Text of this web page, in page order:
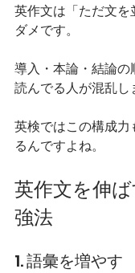
英作文は「ただ文
ダメです。
導入・本論・結論の
読んでる人が混乱し
英検ではこの構成
るんですよね。
英作文を伸
強法
1. 語彙を増やす